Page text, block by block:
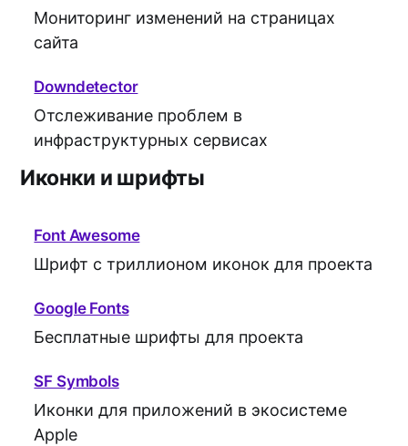
Мониторинг изменений на страницах
сайта
Downdetector
Отслеживание проблем в
инфраструктурных сервисах
Иконки и шрифты
Font Awesome
Шрифт с триллионом иконок для проекта
Google Fonts
Бесплатные шрифты для проекта
SF Symbols
Иконки для приложений в экосистеме
Apple